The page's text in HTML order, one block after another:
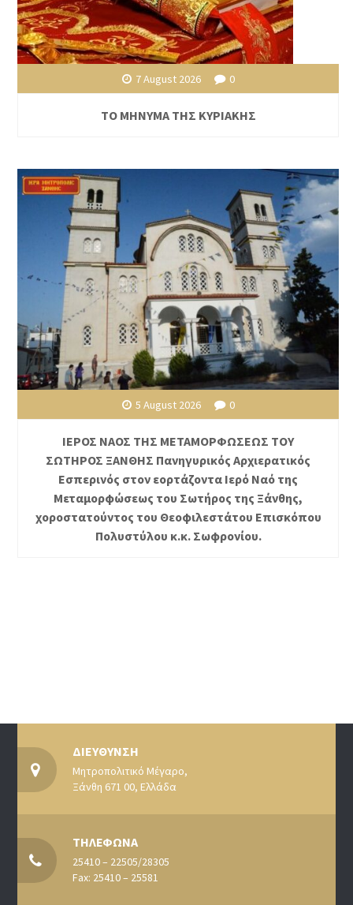
7 August 2026 0
ΤΟ ΜΗΝΥΜΑ ΤΗΣ ΚΥΡΙΑΚΗΣ
5 August 2026 0
ΙΕΡΟΣ ΝΑΟΣ ΤΗΣ ΜΕΤΑΜΟΡΦΩΣΕΩΣ ΤΟΥ
ΣΩΤΗΡΟΣ ΞΑΝΘΗΣ Πανηγυρικός Αρχιερατικός
Εσπερινός στον εορτάζοντα Ιερό Ναό της
Μεταμορφώσεως του Σωτήρος της Ξάνθης,
χοροστατούντος του Θεοφιλεστάτου Επισκόπου
Πολυστύλου κ.κ. Σωφρονίου.
ΔΙΕΥΘΥΝΣΗ
Μητροπολιτικό Μέγαρο,
Ξάνθη 671 00, Ελλάδα
ΤΗΛΕΦΩΝΑ
25410 – 22505/28305
Fax: 25410 – 25581